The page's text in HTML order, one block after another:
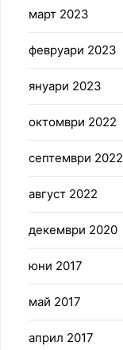
март 2023
февруари 2023
януари 2023
октомври 2022
септември 2022
август 2022
декември 2020
юни 2017
май 2017
април 2017